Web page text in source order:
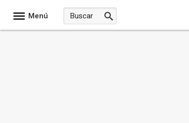
Menú